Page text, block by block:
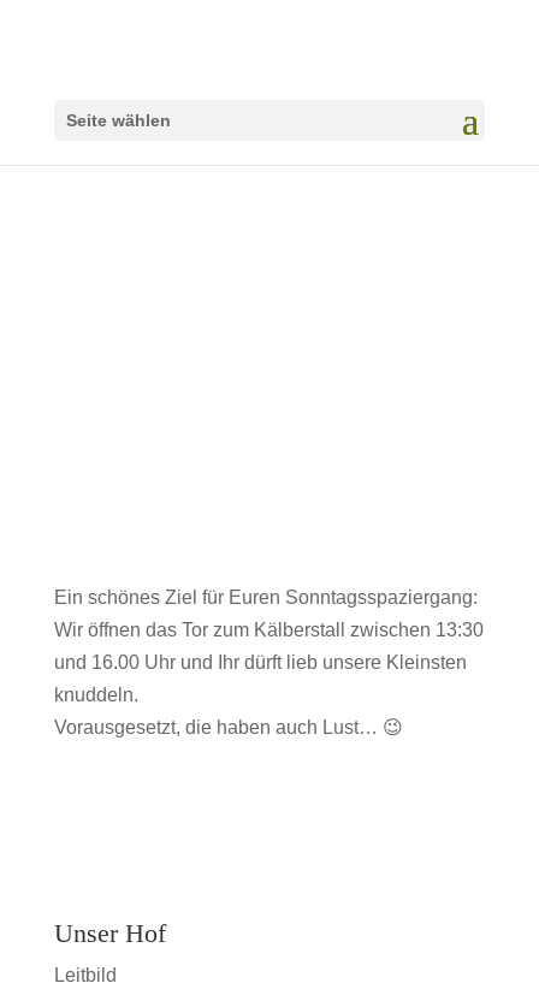
Seite wählen
Ein schönes Ziel für Euren Sonntagsspaziergang:
Wir öffnen das Tor zum Kälberstall zwischen 13:30
und 16.00 Uhr und Ihr dürft lieb unsere Kleinsten
knuddeln.
Vorausgesetzt, die haben auch Lust… 😉
Unser Hof
Leitbild